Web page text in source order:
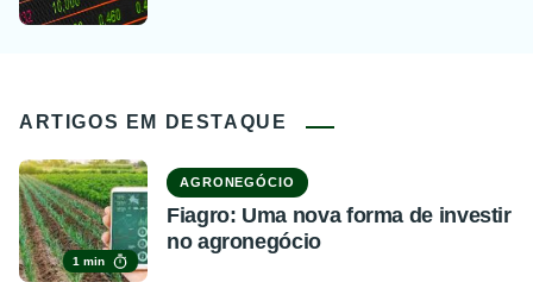
ARTIGOS EM DESTAQUE
1 min
AGRONEGÓCIO
Fiagro: Uma nova forma de investir
no agronegócio